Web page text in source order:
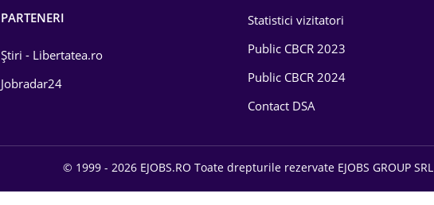
PARTENERI
Știri - Libertatea.ro
Jobradar24
Statistici vizitatori
Public CBCR 2023
Public CBCR 2024
Contact DSA
© 1999 - 2026 EJOBS.RO Toate drepturile rezervate EJOBS GROUP SRL